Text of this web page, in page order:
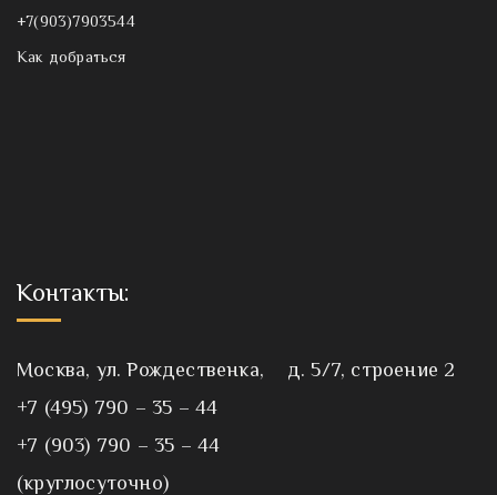
+7(903)7903544
Как добраться
Контакты:
Москва, ул. Рождественка, д. 5/7, строение 2
+7 (495) 790 – 35 – 44
+7 (903) 790 – 35 – 44
(круглосуточно)